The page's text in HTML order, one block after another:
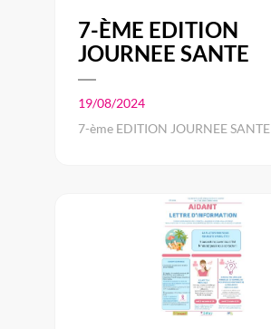
7-ÈME EDITION
JOURNEE SANTE
19/08/2024
7-ème EDITION JOURNEE SANTE